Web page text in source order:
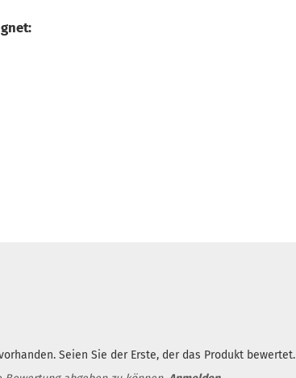
Seien Sie der Erste, der das Produkt bewertet.